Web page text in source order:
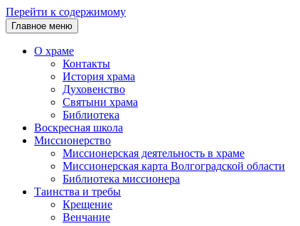
Перейти к содержимому
Главное меню
О храме
Контакты
История храма
Духовенство
Святыни храма
Библиотека
Воскресная школа
Миссионерство
Миссионерская деятельность в храме
Миссионерская карта Волгоградской области
Библиотека миссионера
Таинства и требы
Крещение
Венчание